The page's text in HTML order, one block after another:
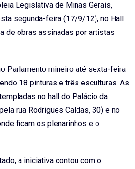
Legislativa de Minas Gerais,
segunda-feira (17/9/12), no Hall
de obras assinadas por artistas
Parlamento mineiro até sexta-feira
18 pinturas e três esculturas. As
no hall do Palácio da
rua Rodrigues Caldas, 30) e no
ficam os plenarinhos e o
a iniciativa contou com o